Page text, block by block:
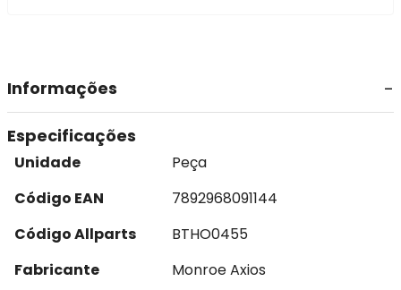
Informações
Especificações
Unidade
Peça
Código EAN
7892968091144
Código Allparts
BTHO0455
Fabricante
Monroe Axios